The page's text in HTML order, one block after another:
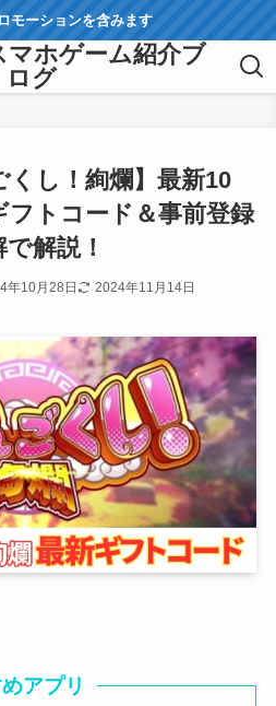
モーションを含みます
ホゲーム紹介ブ
ログ
くし！絢爛】最新10
フトコード＆事前登録
解説！
年10月28日 2024年11月14日
アプリ